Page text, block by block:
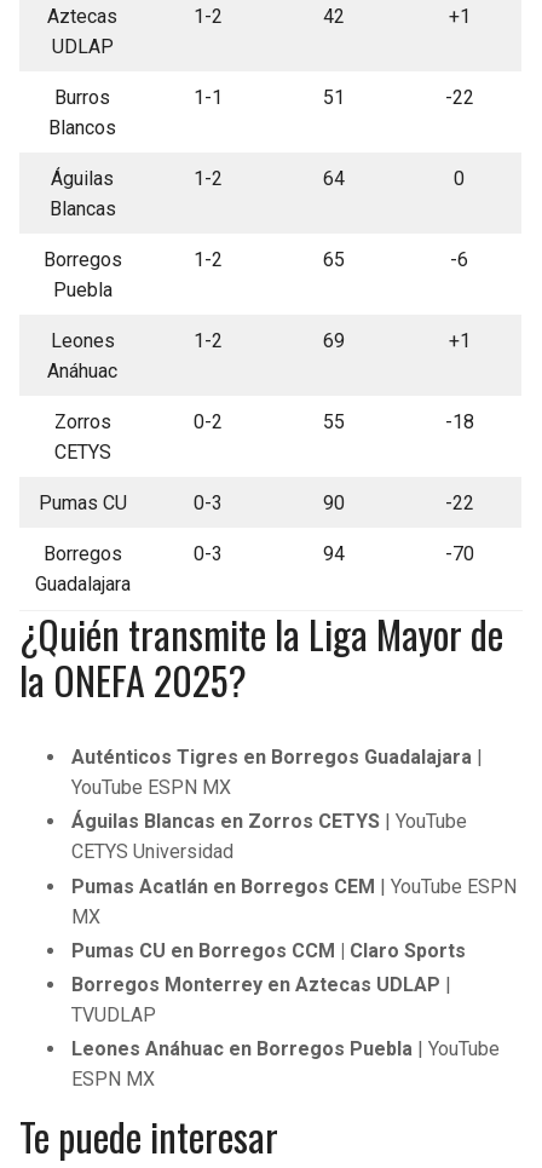
Aztecas
UDLAP
1-2 42 +1
Burros
Blancos
1-1 51 -22
Águilas
Blancas
1-2 64 0
Borregos
Puebla
1-2 65 -6
Leones
Anáhuac
1-2 69 +1
Zorros
CETYS
0-2 55 -18
Pumas CU 0-3 90 -22
Borregos
Guadalajara
0-3 94 -70
¿Quién transmite la Liga Mayor de
la ONEFA 2025?
Auténticos Tigres en Borregos Guadalajara |
YouTube ESPN MX
Águilas Blancas en Zorros CETYS
| YouTube
CETYS Universidad
Pumas Acatlán en Borregos CEM | YouTube ESPN
MX
Pumas CU en Borregos CCM | Claro Sports
Borregos Monterrey en Aztecas UDLAP |
TVUDLAP
Leones Anáhuac en Borregos Puebla | YouTube
ESPN MX
Te puede interesar